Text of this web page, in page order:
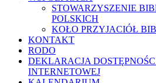
STOWARZYSZENIE
POLSKICH
KOŁO PRZYJACIÓŁ
KONTAKT
RODO
DEKLARACJA
INTERNETOWEJ